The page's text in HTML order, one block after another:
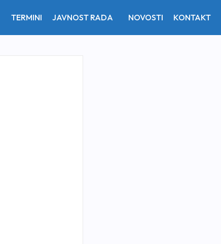
TERMINI JAVNOST RADA NOVOSTI KONTAKT